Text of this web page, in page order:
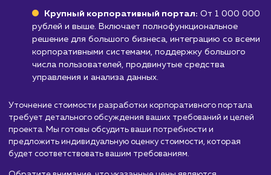
корпоративного
от 200 000 руб.
Мы предлагаем услуги по разработке корпоративных
процессы вашей организации, облегчить коммуникацию
сотрудниками и управление корпоративной
Стоимость разработки корпоративного портала зависит
множества факторов, включая сложность функционала,
необходимость интеграции с другими системами,
пользователей и опыт команды разработчиков. Вот